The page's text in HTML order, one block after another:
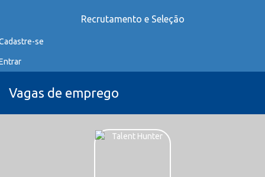
Recrutamento e Seleção
se
Vagas de emprego